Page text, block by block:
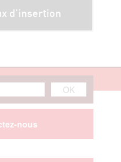
d'insertion
nous